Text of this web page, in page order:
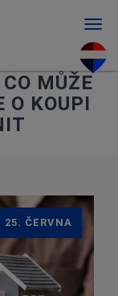
MŮŽE
O KOUPI
25. ČERVNA